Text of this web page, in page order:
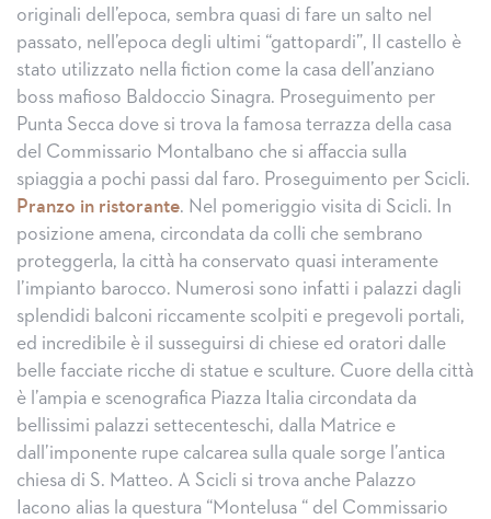
originali dell’epoca, sembra quasi di fare un salto nel
passato, nell’epoca degli ultimi “gattopardi”, Il castello è
stato utilizzato nella fiction come la casa dell’anziano
boss mafioso Baldoccio Sinagra. Proseguimento per
Punta Secca dove si trova la famosa terrazza della casa
del Commissario Montalbano che si affaccia sulla
spiaggia a pochi passi dal faro. Proseguimento per Scicli.
Pranzo in ristorante. Nel pomeriggio visita di Scicli. In
posizione amena, circondata da colli che sembrano
proteggerla, la città ha conservato quasi interamente
l’impianto barocco. Numerosi sono infatti i palazzi dagli
splendidi balconi riccamente scolpiti e pregevoli portali,
ed incredibile è il susseguirsi di chiese ed oratori dalle
belle facciate ricche di statue e sculture. Cuore della città
è l’ampia e scenografica Piazza Italia circondata da
bellissimi palazzi settecenteschi, dalla Matrice e
dall’imponente rupe calcarea sulla quale sorge l’antica
chiesa di S. Matteo. A Scicli si trova anche Palazzo
Iacono alias la questura “Montelusa “ del Commissario